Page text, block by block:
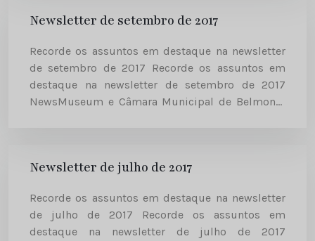
Newsletter de setembro de 2017
Recorde os assuntos em destaque na newsletter
de setembro de 2017 Recorde os assuntos em
destaque na newsletter de setembro de 2017
NewsMuseum e Câmara Municipal de Belmonte
Newsletter de julho de 2017
Recorde os assuntos em destaque na newsletter
de julho de 2017 Recorde os assuntos em
destaque na newsletter de julho de 2017